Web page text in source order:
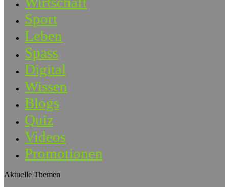
Sport
Leben
Spass
Digital
Wissen
Blogs
Quiz
Videos
Promotionen
Aktuelle Themen